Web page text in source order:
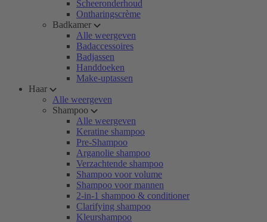
Scheeronderhoud
Ontharingscrème
Badkamer
Alle weergeven
Badaccessoires
Badjassen
Handdoeken
Make-uptassen
Haar
Alle weergeven
Shampoo
Alle weergeven
Keratine shampoo
Pre-Shampoo
Arganolie shampoo
Verzachtende shampoo
Shampoo voor volume
Shampoo voor mannen
2-in-1 shampoo & conditioner
Clarifying shampoo
Kleurshampoo